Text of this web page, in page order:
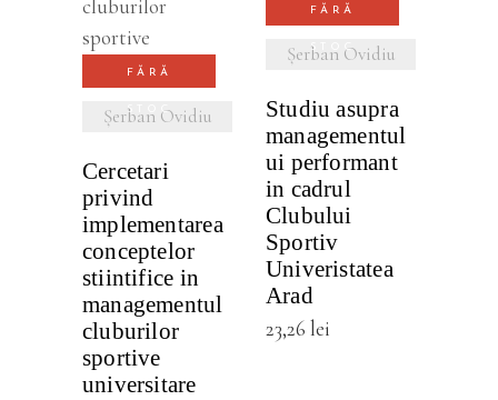
FĂRĂ
STOC
Șerban Ovidiu
Cercetari
privind
implementarea
conceptelor
stiintifice in
managementul
cluburilor
sportive
universitare
FĂRĂ
STOC
Șerban Ovidiu
Studiu asupra
managementul
ui performant
in cadrul
Clubului
Sportiv
Univeristatea
Arad
23,26 lei